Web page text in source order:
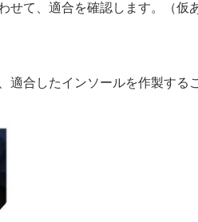
せて、適合を確認します。（仮
適合したインソールを作製する